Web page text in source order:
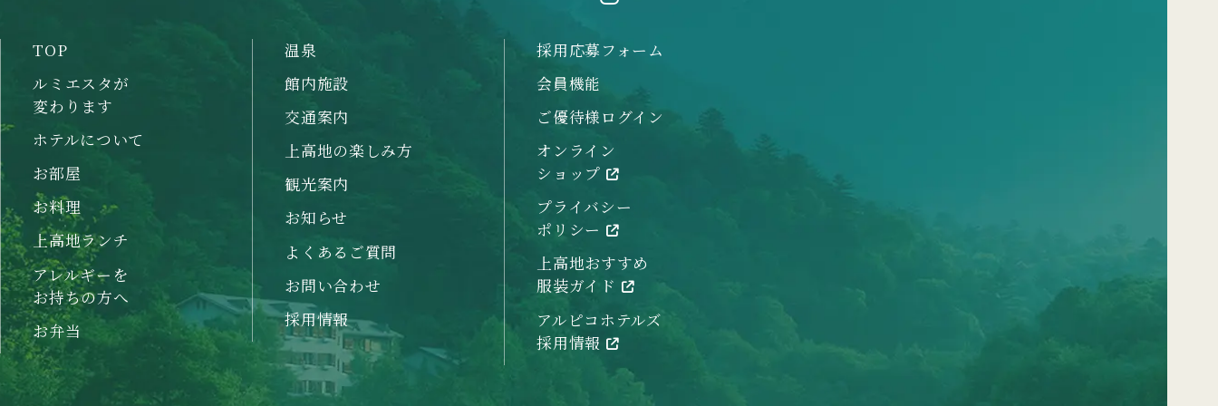
TOP
ルミエスタが
変わります
ホテルについて
お部屋
お料理
上高地ランチ
アレルギーを
お持ちの方へ
お弁当
温泉
館内施設
交通案内
上高地の楽しみ方
観光案内
お知らせ
よくあるご質問
お問い合わせ
採用情報
採用応募フォーム
会員機能
ご優待様ログイン
オンライン
ショップ
プライバシー
ポリシー
上高地おすすめ
服装ガイド
アルピコホテルズ
採用情報